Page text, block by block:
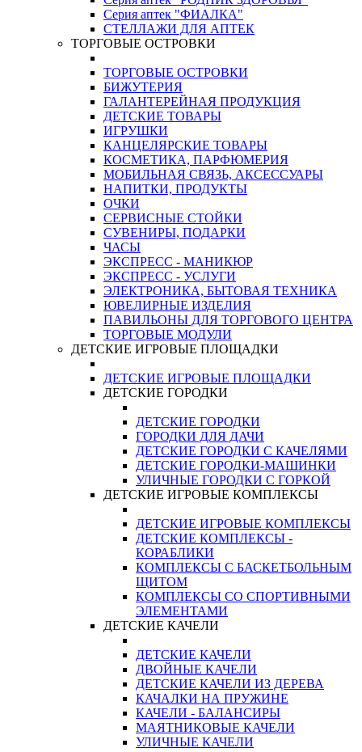
Серия аптек "ФИАЛКА"
СТЕЛЛАЖИ ДЛЯ АПТЕК
ТОРГОВЫЕ ОСТРОВКИ
ТОРГОВЫЕ ОСТРОВКИ
БИЖУТЕРИЯ
ГАЛАНТЕРЕЙНАЯ ПРОДУКЦИЯ
ДЕТСКИЕ ТОВАРЫ
ИГРУШКИ
КАНЦЕЛЯРСКИЕ ТОВАРЫ
КОСМЕТИКА, ПАРФЮМЕРИЯ
МОБИЛЬНАЯ СВЯЗЬ, АКСЕССУАРЫ
НАПИТКИ, ПРОДУКТЫ
ОЧКИ
СЕРВИСНЫЕ СТОЙКИ
СУВЕНИРЫ, ПОДАРКИ
ЧАСЫ
ЭКСПРЕСС - МАНИКЮР
ЭКСПРЕСС - УСЛУГИ
ЭЛЕКТРОНИКА, БЫТОВАЯ ТЕХНИКА
ЮВЕЛИРНЫЕ ИЗДЕЛИЯ
ПАВИЛЬОНЫ ДЛЯ ТОРГОВОГО ЦЕНТРА
ТОРГОВЫЕ МОДУЛИ
ДЕТСКИЕ ИГРОВЫЕ ПЛОЩАДКИ
ДЕТСКИЕ ИГРОВЫЕ ПЛОЩАДКИ
ДЕТСКИЕ ГОРОДКИ
ДЕТСКИЕ ГОРОДКИ
ГОРОДКИ ДЛЯ ДАЧИ
ДЕТСКИЕ ГОРОДКИ С КАЧЕЛЯМИ
ДЕТСКИЕ ГОРОДКИ-МАШИНКИ
УЛИЧНЫЕ ГОРОДКИ С ГОРКОЙ
ДЕТСКИЕ ИГРОВЫЕ КОМПЛЕКСЫ
ДЕТСКИЕ ИГРОВЫЕ КОМПЛЕКСЫ
ДЕТСКИЕ КОМПЛЕКСЫ -
КОРАБЛИКИ
КОМПЛЕКСЫ С БАСКЕТБОЛЬНЫМ
ЩИТОМ
КОМПЛЕКСЫ СО СПОРТИВНЫМИ
ЭЛЕМЕНТАМИ
ДЕТСКИЕ КАЧЕЛИ
ДЕТСКИЕ КАЧЕЛИ
ДВОЙНЫЕ КАЧЕЛИ
ДЕТСКИЕ КАЧЕЛИ ИЗ ДЕРЕВА
КАЧАЛКИ НА ПРУЖИНЕ
КАЧЕЛИ - БАЛАНСИРЫ
МАЯТНИКОВЫЕ КАЧЕЛИ
УЛИЧНЫЕ КАЧЕЛИ